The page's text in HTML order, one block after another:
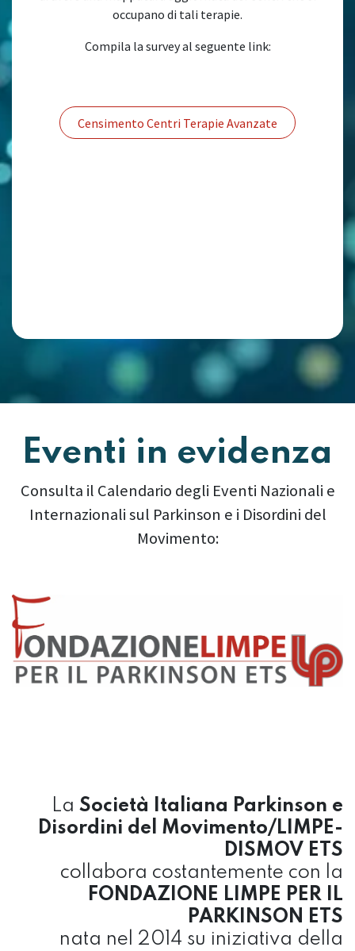
occupano di tali terapie.
Compila la survey al seguente link:
Censimento Centri Terapie Avanzate
Eventi in evidenza
Consulta il Calendario degli Eventi Nazionali e
Internazionali sul Parkinson e i Disordini del
Movimento:
La Società Italiana Parkinson e
Disordini del Movimento/LIMPE-
DISMOV ETS
collabora costantemente con la
FONDAZIONE LIMPE PER IL
PARKINSON ETS
nata nel 2014 su iniziativa della